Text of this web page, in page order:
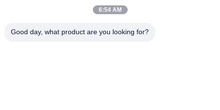
Produkte
Über Uns
Qualitätskontrolle
6:54 AM
Good day, what product are you looking for?